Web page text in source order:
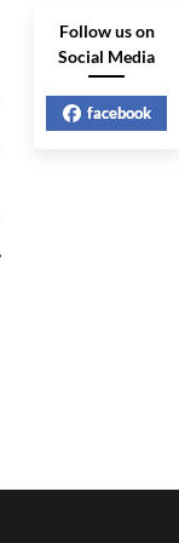
Follow us on
Social Media
facebook